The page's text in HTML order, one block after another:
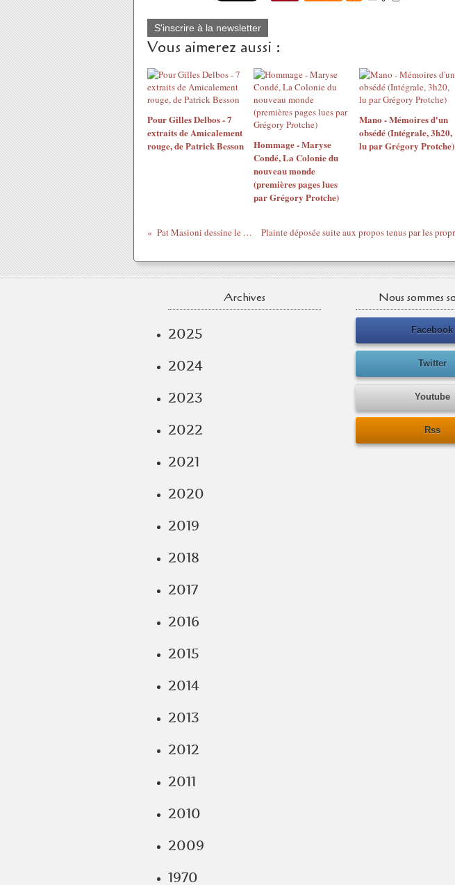
S'inscrire à la newsletter
Vous aimerez aussi :
Pour Gilles Delbos - 7
extraits de Amicalement
rouge, de Patrick Besson
Hommage - Maryse
Condé, La Colonie du
nouveau monde
(premières pages lues
par Grégory Protche)
Mano - Mémoires d'un
obsédé (Intégrale, 3h20,
lu par Grégory Protche)
Pat Masioni dessine le Rwanda de 1994
Archives
2025
2024
2023
2022
2021
2020
2019
2018
2017
2016
2015
2014
2013
2012
2011
2010
2009
1970
Nous sommes
Facebook
Twitter
Youtube
Rss